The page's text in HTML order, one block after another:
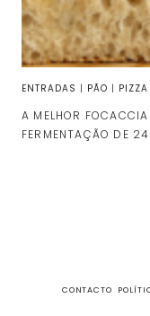
ENTRADAS | PÃO | PIZZA
A MELHOR
FERMENTAÇÃO DE
CONTACTO